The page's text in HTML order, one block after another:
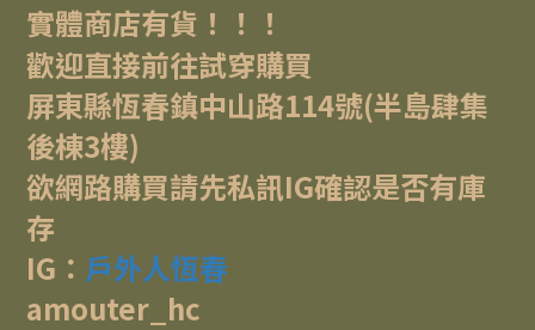
實體商店有貨！！！
歡迎直接前往試穿購買
屏東縣恆春鎮中山路114號(半島肆集
後棟3樓)
欲網路購買請先私訊IG確認是否有庫
存
IG： 戶外人恆春
amouter_hc